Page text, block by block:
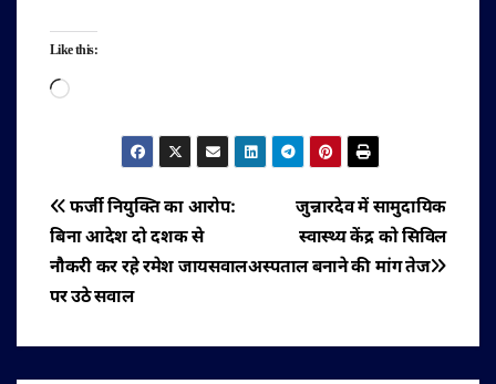
Like this:
Loading…
पोस्ट
नेविगेशन
जुन्नारदेव में सामुदायिक
स्वास्थ्य केंद्र को सिविल
अस्पताल बनाने की मांग तेज
फर्जी नियुक्ति का आरोप:
बिना आदेश दो दशक से
नौकरी कर रहे रमेश जायसवाल
पर उठे सवाल